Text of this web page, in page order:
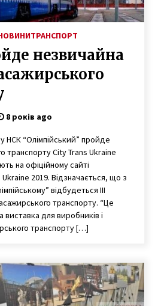
ТРАНСПОРТ
незвичайна
8 років ago
НСК “Олімпійський” пройде
транспорту City Trans Ukraine
на офіційному сайті
Ukraine 2019. Відзначається, що з
відбудеться III
транспорту. “Це
виставка для виробників і
транспорту […]